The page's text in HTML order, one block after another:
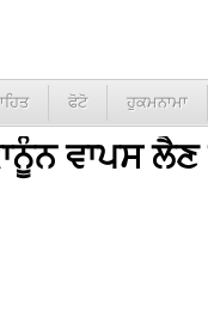
ਫੋਟੋ ਹੁਕਮਨਾਮਾ
ਵਾਪਸ